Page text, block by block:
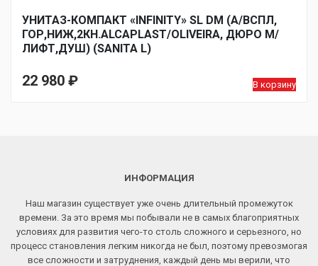
УНИТАЗ-КОМПАКТ «INFINITY» SL DM (А/ВСПЛ,
ГОР,НИЖ,2КН.ALCAPLAST/OLIVEIRA, ДЮРО М/
ЛИФТ,ДУШ) (SANITA L)
22 980 ₽ В корзину
ИНФОРМАЦИЯ
Наш магазин существует уже очень длительный промежуток
времени. За это время мы побывали не в самых благоприятных
условиях для развития чего-то столь сложного и серьезного, но
процесс становления легким никогда не был, поэтому превозмогая
все сложности и затруднения, каждый день мы верили, что